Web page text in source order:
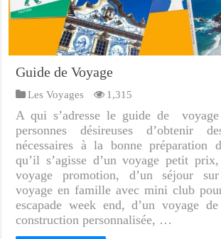
Guide de Voyage
Les Voyages 1,315
A qui s’adresse le guide de
personnes désireuses d’obtenir
nécessaires à la bonne préparation
qu’il s’agisse d’un voyage petit
voyage promotion, d’un séjour
voyage en famille avec mini club
escapade week end, d’un voyage
construction personnalisée, …